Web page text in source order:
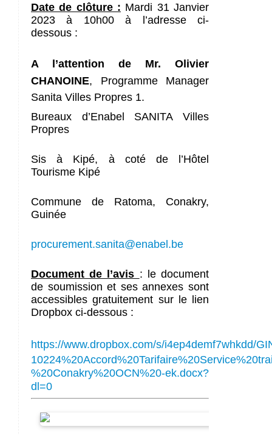
Date de clôture : Mardi 31 Janvier
2023 à 10h00 à l’adresse ci-
dessous :
A l’attention de Mr. Olivier
CHANOINE, Programme Manager
Sanita Villes Propres 1.
Bureaux d’Enabel SANITA Villes
Propres
Sis à Kipé, à coté de l’Hôtel
Tourisme Kipé
Commune de Ratoma, Conakry,
Guinée
procurement.sanita@enabel.be
Document de l’avis : le document
de soumission et ses annexes sont
accessibles gratuitement sur le lien
Dropbox ci-dessous :
https://www.dropbox.com/s/i4ep4demf7whkdd/
%20Conakry%20OCN%20-ek.docx?
dl=0